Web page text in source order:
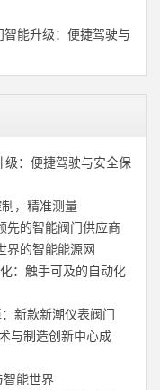
能升级：便捷驾驶与
：便捷驾驶与安全保
，精准测量
先的智能阀门供应商
界的智能能源网
：触手可及的自动化
新款新潮仪表阀门
与制造创新中心成
能世界